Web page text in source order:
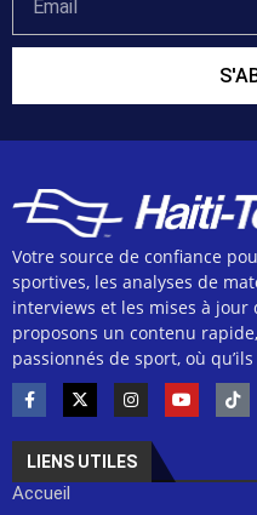
Votre source de confiance
sportives, les analyses de
interviews et les mises à
proposons un contenu
passionnés de sport, où
LIENS UTILES
Accueil